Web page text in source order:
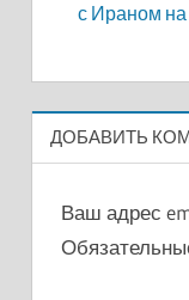
с Ираном
ДОБАВИТЬ
Ваш адрес